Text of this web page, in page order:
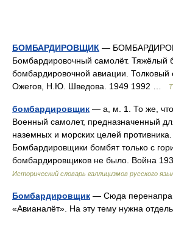
БОМБАРДИРОВЩИК —
Бомбардировочный самолёт. Тяжёлый
бомбардировочной авиации. Толковый
Ожегов, Н.Ю. Шведова. 1949 1992 …
бомбардировщик — а, м. 1. То же,
Военный самолет, предназначенный
наземных и морских целей
Бомбардировщики бомбят только с
бомбардировщиков не было. Война
Исторический словарь галлицизмов русского
Бомбардировщик — Сюда
«Авианалёт». На эту тему нужна